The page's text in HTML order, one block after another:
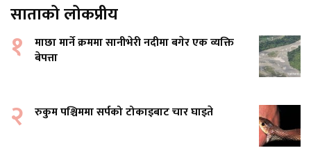
साताको लोकप्रीय
१
माछा मार्ने क्रममा सानीभेरी नदीमा बगेर एक व्यक्ति
बेपत्ता
२ रुकुम पश्चिममा सर्पको टोकाइबाट चार घाइते